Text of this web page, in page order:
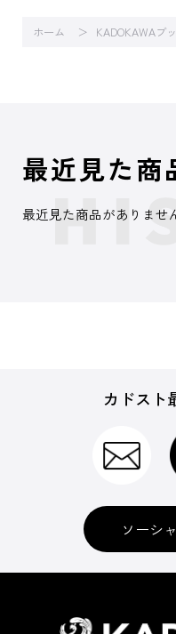
ホーム KADOKAWAブ
最近見た商
最近見た商品がありませ
カドスト
ソーシ